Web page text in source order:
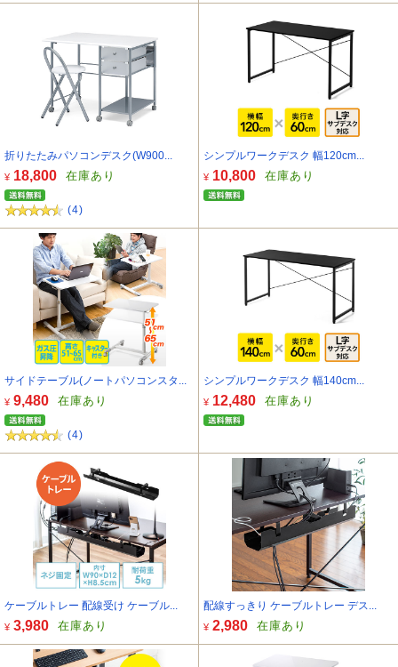
折りたたみパソコンデスク(W900...
¥ 18,800 在庫あり
(4)
シンプルワークデスク 幅120cm...
¥ 10,800 在庫あり
サイドテーブル(ノートパソコンスタ...
¥ 9,480 在庫あり
(4)
シンプルワークデスク 幅140cm...
¥ 12,480 在庫あり
ケーブルトレー 配線受け ケーブル...
¥ 3,980 在庫あり
配線すっきり ケーブルトレー デス...
¥ 2,980 在庫あり